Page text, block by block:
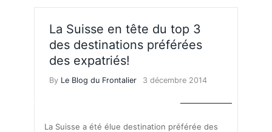
La Suisse en tête du top 3
des destinations préférées
des expatriés!
By Le Blog du Frontalier 3 décembre 2014
La Suisse a été élue destination préférée des